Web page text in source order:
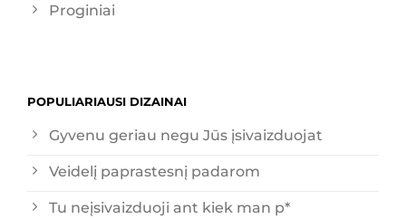
Proginiai
POPULIARIAUSI DIZAINAI
Gyvenu geriau negu Jūs įsivaizduojat
Veidelį paprastesnį padarom
Tu neįsivaizduoji ant kiek man p*